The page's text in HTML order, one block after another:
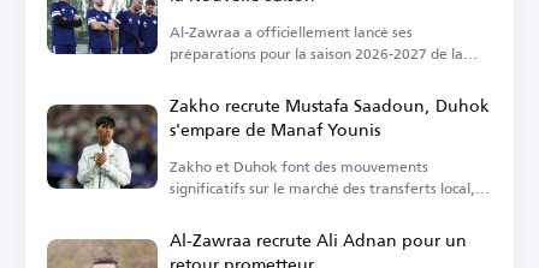
Al-Zawraa a officiellement lancé ses
préparations pour la saison 2026-2027 de la
Zakho recrute Mustafa Saadoun, Duhok
s'empare de Manaf Younis
Zakho et Duhok font des mouvements
significatifs sur le marché des transferts local,
Al-Zawraa recrute Ali Adnan pour un